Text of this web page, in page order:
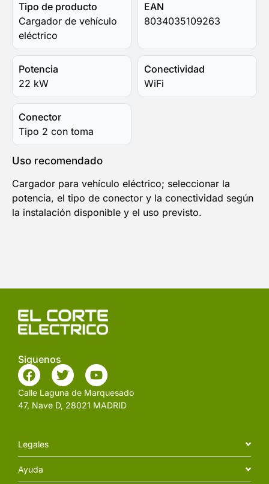
Tipo de producto
Cargador de vehículo
eléctrico
EAN
8034035109263
Potencia
22 kW
Conectividad
WiFi
Conector
Tipo 2 con toma
Uso recomendado
Cargador para vehículo eléctrico; seleccionar la
potencia, el tipo de conector y la conectividad según
la instalación disponible y el uso previsto.
Siguenos
Calle Laguna de Marquesado
47, Nave D, 28021 MADRID
Legales
Ayuda